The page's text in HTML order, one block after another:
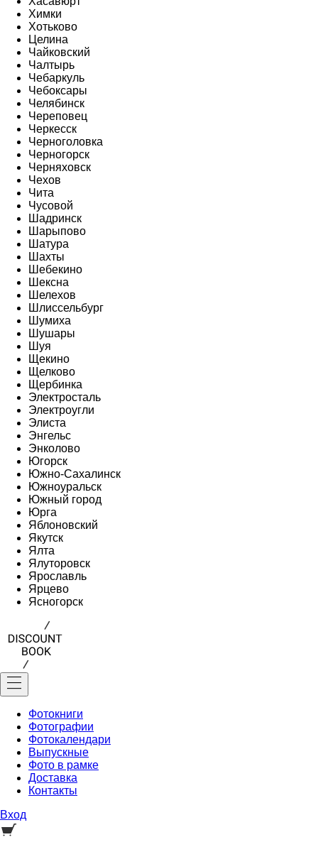
Химки
Хотьково
Целина
Чайковский
Чалтырь
Чебаркуль
Чебоксары
Челябинск
Череповец
Черкесск
Черноголовка
Черногорск
Черняховск
Чехов
Чита
Чусовой
Шадринск
Шарыпово
Шатура
Шахты
Шебекино
Шексна
Шелехов
Шлиссельбург
Шумиха
Шушары
Шуя
Щекино
Щелково
Щербинка
Электросталь
Электроугли
Элиста
Энгельс
Энколово
Югорск
Южно-Сахалинск
Южноуральск
Южный город
Юрга
Яблоновский
Якутск
Ялта
Ялуторовск
Ярославль
Ярцево
Ясногорск
Фотокниги
Фотографии
Фотокалендари
Выпускные
Фото в рамке
Доставка
Контакты
Вход